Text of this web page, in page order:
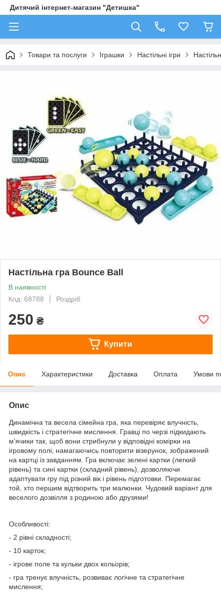
Дитячий інтернет-магазин "Детишка"
Товари та послуги Іграшки Настільні ігри
Настільна гра Bounce Ball
В наявності
Код: 68788
Роздріб
250 ₴
Купити
Опис Характеристики Доставка Оплата Умови
Опис
Динамічна та весела сімейна гра, яка перевіряє влучність,
швидкість і стратегічне мислення. Гравці по черзі підкидають
м'ячики так, щоб вони стрибнули у відповідні комірки на
ігровому полі, намагаючись повторити візерунок, зображений
на картці із завданням. Гра включає зелені картки (легкий
рівень) та сині картки (складний рівень), дозволяючи
адаптувати гру під різний вік і рівень підготовки. Перемагає
той, хто першим відтворить три малюнки. Чудовий варіант для
веселого дозвілля з родиною або друзями!
Особливості:
- 2 рівні складності;
- 10 карток;
- ігрове поле та кульки двох кольорів;
- гра тренує влучність, розвиває логічне та стратегічне
мислення;